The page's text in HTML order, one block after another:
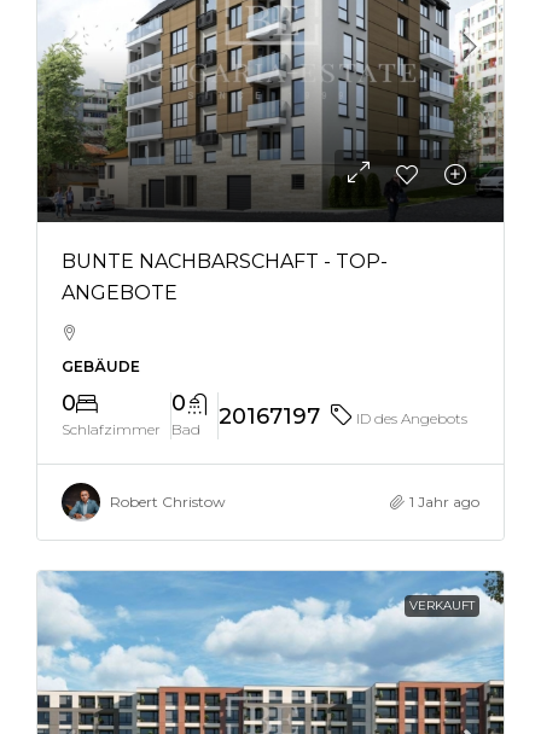
BUNTE NACHBARSCHAFT - TOP-
ANGEBOTE
GEBÄUDE
0
Schlafzimmer
0
Bad 20167197 ID des Angebots
Robert Christow 1 Jahr ago
VERKAUFT